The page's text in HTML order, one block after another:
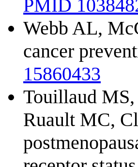
PMID
Webb AL,
cancer
15860433
Touillaud
Ruault MC,